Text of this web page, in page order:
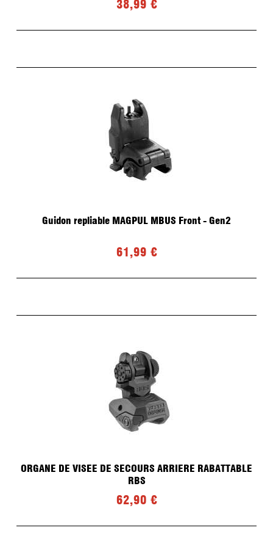
38,99 €
Guidon repliable MAGPUL MBUS Front - Gen2
61,99 €
ORGANE DE VISEE DE SECOURS ARRIERE RABATTABLE
RBS
62,90 €